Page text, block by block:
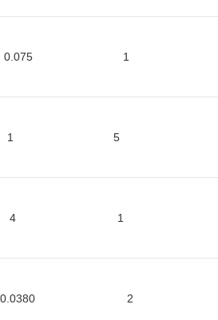
0.075 1
1 5
4 1
0.0380 2